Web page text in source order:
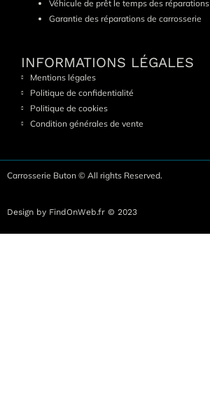
Véhicule de prêt le temps des réparations
Garantie des réparations de carrosserie
INFORMATIONS LÉGALES
Mentions légales
Politique de confidentialité
Politique de cookies
Condition générales de vente
Carrosserie Buton © All rights Reserved.
Design by FindOnWeb.fr © 2023